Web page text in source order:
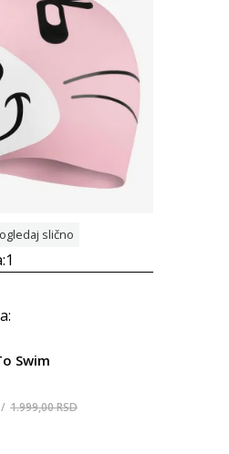
slično
1
:
Swim
1.999,00RSD